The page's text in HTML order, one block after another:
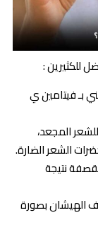
للكثيرين :
بـ فيتامين ي
المجعد،
الشعر الضارة.
نتيجة
الهيشان بصورة